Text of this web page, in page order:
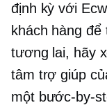
định kỳ với
khách hàng
tương lai, hãy
tâm trợ giúp
một bước-by-